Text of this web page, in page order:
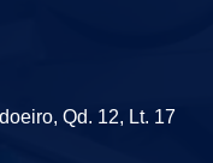
Qd. 12, Lt. 17